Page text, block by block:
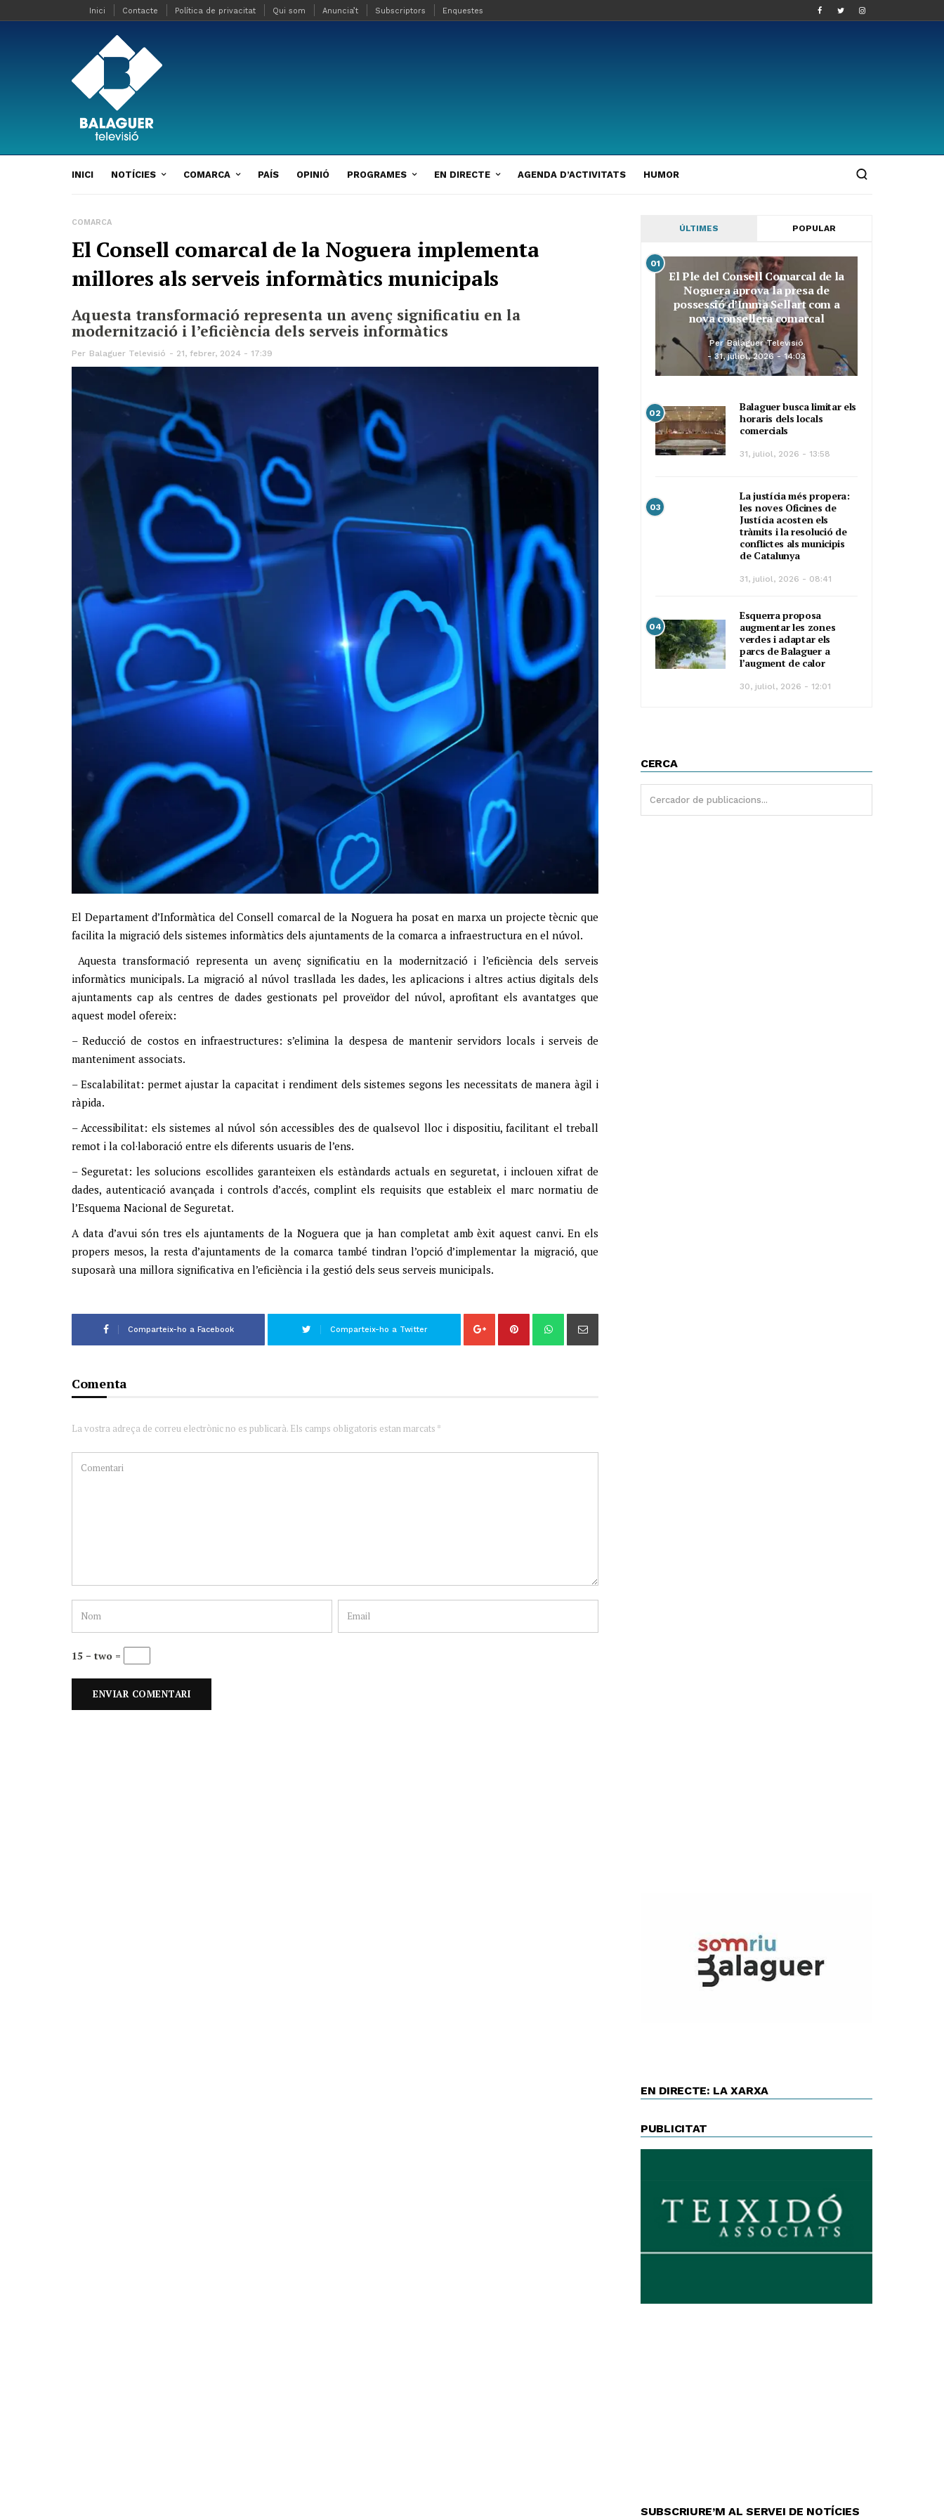
Inici Contacte Política de privacitat Qui som Anuncia’t Subscriptors Enquestes
INICI NOTÍCIES COMARCA PAÍS OPINIÓ PROGRAMES EN DIRECTE AGENDA D’ACTIVITATS HUMOR
COMARCA
El Consell comarcal de la Noguera implementa
millores als serveis informàtics municipals
Aquesta transformació representa un avenç significatiu en la
modernització i l’eficiència dels serveis informàtics
Per Balaguer Televisió 21, febrer, 2024 - 17:39
El Departament d’Informàtica del Consell comarcal de la Noguera ha posat en marxa un projecte tècnic que
facilita la migració dels sistemes informàtics dels ajuntaments de la comarca a infraestructura en el núvol.
Aquesta transformació representa un avenç significatiu en la modernització i l’eficiència dels serveis
informàtics municipals. La migració al núvol trasllada les dades, les aplicacions i altres actius digitals dels
ajuntaments cap als centres de dades gestionats pel proveïdor del núvol, aprofitant els avantatges que
aquest model ofereix:
– Reducció de costos en infraestructures: s’elimina la despesa de mantenir servidors locals i serveis de
manteniment associats.
– Escalabilitat: permet ajustar la capacitat i rendiment dels sistemes segons les necessitats de manera àgil i
ràpida.
– Accessibilitat: els sistemes al núvol són accessibles des de qualsevol lloc i dispositiu, facilitant el treball
remot i la col·laboració entre els diferents usuaris de l’ens.
– Seguretat: les solucions escollides garanteixen els estàndards actuals en seguretat, i inclouen xifrat de
dades, autenticació avançada i controls d’accés, complint els requisits que estableix el marc normatiu de
l’Esquema Nacional de Seguretat.
A data d’avui són tres els ajuntaments de la Noguera que ja han completat amb èxit aquest canvi. En els
propers mesos, la resta d’ajuntaments de la comarca també tindran l’opció d’implementar la migració, que
suposarà una millora significativa en l’eficiència i la gestió dels seus serveis municipals.
Comparteix-ho a Facebook Comparteix-ho a Twitter
Comenta
La vostra adreça de correu electrònic no es publicarà. Els camps obligatoris estan marcats *
15 − two =
ÚLTIMES POPULAR
01
El Ple del Consell Comarcal de la
Noguera aprova la presa de
possessió d’Imma Sellart com a
nova consellera comarcal
Per Balaguer Televisió
31, juliol, 2026 - 14:03
02
Balaguer busca limitar els
horaris dels locals
comercials
31, juliol, 2026 - 13:58
03
La justícia més propera:
les noves Oficines de
Justícia acosten els
tràmits i la resolució de
conflictes als municipis
de Catalunya
31, juliol, 2026 - 08:41
04
Esquerra proposa
augmentar les zones
verdes i adaptar els
parcs de Balaguer a
l’augment de calor
30, juliol, 2026 - 12:01
CERCA
EN DIRECTE: LA XARXA
PUBLICITAT
SUBSCRIURE’M AL SERVEI DE NOTÍCIES